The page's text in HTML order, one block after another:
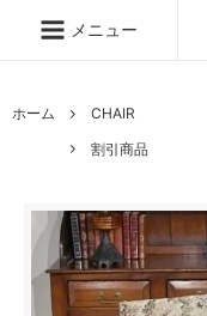
メニュー
ホーム
CHAIR
割引商品